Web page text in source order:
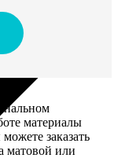
материалы
заказать
матовой или